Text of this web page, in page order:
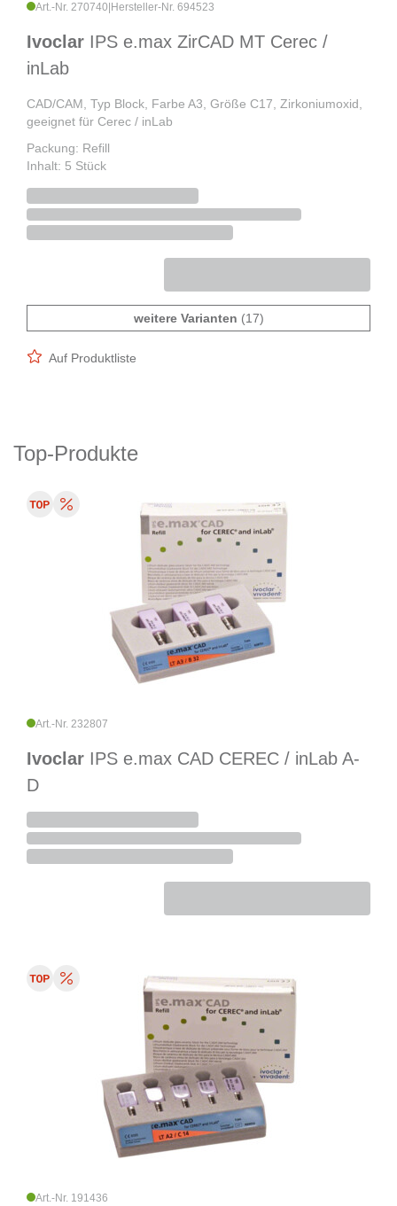
Art.-Nr. 270740 Hersteller-Nr. 694523
Ivoclar IPS e.max ZirCAD MT Cerec /
inLab
CAD/CAM, Typ Block, Farbe A3, Größe C17, Zirkoniumoxid,
geeignet für Cerec / inLab
Packung: Refill
Inhalt: 5 Stück
weitere Varianten (17)
Auf Produktliste
Top-Produkte
Art.-Nr. 232807
Ivoclar IPS e.max CAD CEREC / inLab A-
D
Art.-Nr. 191436